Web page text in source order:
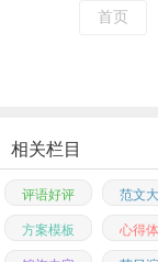
首页
相关栏目
评语好评 范文
方案模板
心得